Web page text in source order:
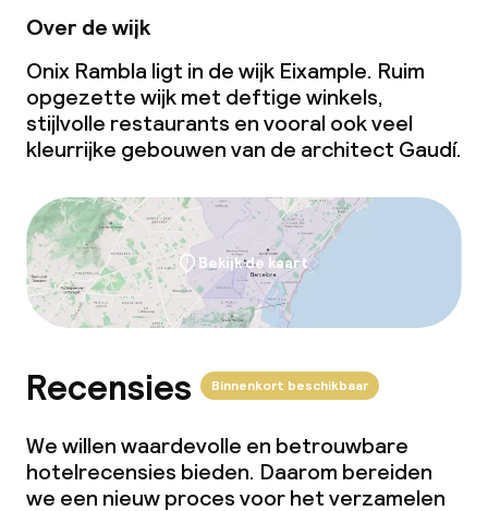
Over de wijk
Onix Rambla ligt in de wijk Eixample. Ruim
opgezette wijk met deftige winkels,
stijlvolle restaurants en vooral ook veel
kleurrijke gebouwen van de architect Gaudí.
Bekijk de kaart
Recensies Binnenkort beschikbaar
We willen waardevolle en betrouwbare
hotelrecensies bieden. Daarom bereiden
we een nieuw proces voor het verzamelen